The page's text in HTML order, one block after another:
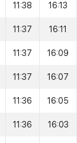
11:38 16:13
11:37 16:11
11:37 16:09
11:37 16:07
11:36 16:05
11:36 16:03